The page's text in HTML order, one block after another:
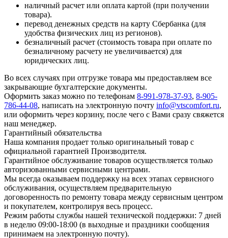
наличный расчет или оплата картой (при получении
товара).
перевод денежных средств на карту Сбербанка (для
удобства физических лиц из регионов).
безналичный расчет (стоимость товара при оплате по
безналичному расчету не увеличивается) для
юридических лиц.
Во всех случаях при отгрузке товара мы предоставляем все
закрывающие бухгалтерские документы.
Оформить заказ можно по телефонам 8-991-978-37-93, 8-905-
786-44-08, написать на электронную почту info@vtscomfort.ru,
или оформить через корзину, после чего с Вами сразу свяжется
наш менеджер.
Гарантийный обязательства
Наша компания продает только оригинальный товар с
официальной гарантией Производителя.
Гарантийное обслуживание товаров осуществляется только
авторизованными сервисными центрами.
Мы всегда оказываем поддержку на всех этапах сервисного
обслуживания, осуществляем предварительную
договоренность по ремонту товара между сервисным центром
и покупателем, контролируя весь процесс.
Режим работы службы нашей технической поддержки: 7 дней
в неделю 09:00-18:00 (в выходные и праздники сообщения
принимаем на электронную почту).